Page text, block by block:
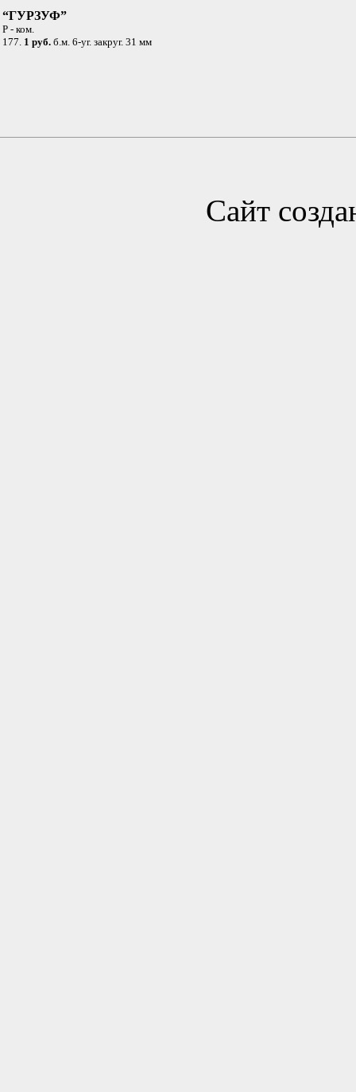
“ГУРЗУФ”
Р - ком.
177. 1 pyб. б.м. 6-yr. зaкpyr. 31 мм
Сайт